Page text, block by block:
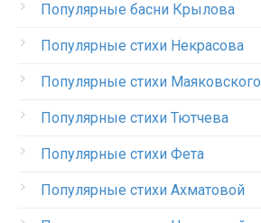
Популярные басни Крылова
Популярные стихи Некрасова
Популярные стихи Маяковского
Популярные стихи Тютчева
Популярные стихи Фета
Популярные стихи Ахматовой